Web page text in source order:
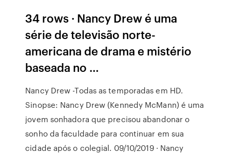
34 rows · Nancy Drew é uma
série de televisão norte-
americana de drama e mistério
baseada no …
Nancy Drew -Todas as temporadas em HD.
Sinopse: Nancy Drew (Kennedy McMann) é uma
jovem sonhadora que precisou abandonar o
sonho da faculdade para continuar em sua
cidade após o colegial. 09/10/2019 · Nancy